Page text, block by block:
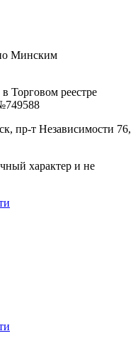
Минским
Торговом реестре
пр-т Независимости 76,
характер и не